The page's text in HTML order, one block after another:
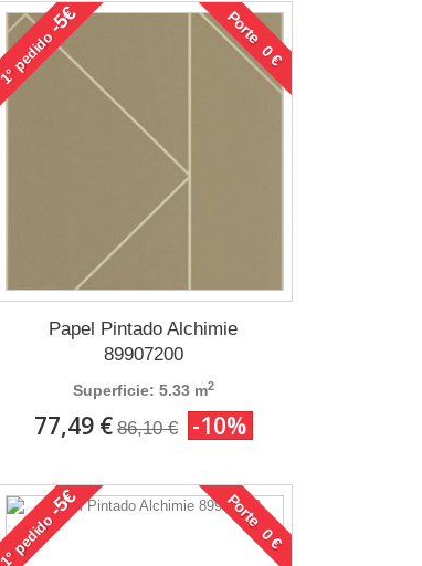
1°
pedido
-5€ Porte 0 €
Papel Pintado Alchimie
89907200
Superficie: 5.33 m2
77,49 € 86,10 € -10%
1°
pedido
-5€ Porte 0 €